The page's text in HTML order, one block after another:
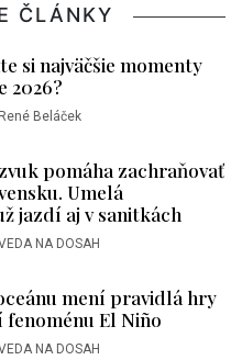
ČLÁNKY
si najväčšie momenty
2026?
René Beláček
pomáha zachraňovať
Umelá
jazdí aj v sanitkách
NA DOSAH
mení pravidlá hry
El Niño
NA DOSAH